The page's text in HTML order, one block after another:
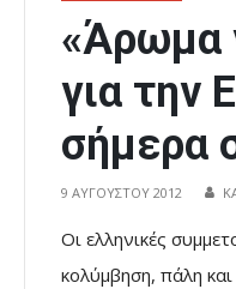
«Άρωμα
για την
σήμερα
9 ΑΥΓΟΎΣΤΟΥ 2012
Οι ελληνικές
κολύμβηση, πάλη